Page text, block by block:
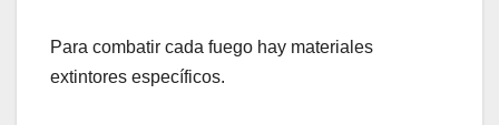
Para combatir cada fuego hay materiales
extintores específicos.